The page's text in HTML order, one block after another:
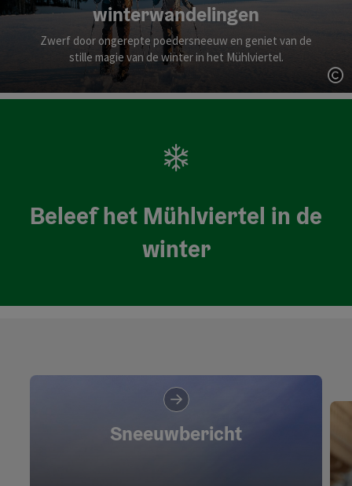
winterwandelingen
Zwerf door ongerepte poedersneeuw en geniet van de
stille magie van de winter in het Mühlviertel.
Beleef het Mühlviertel in de
winter
Sneeuwbericht